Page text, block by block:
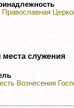
Православная
служения
Вознесения